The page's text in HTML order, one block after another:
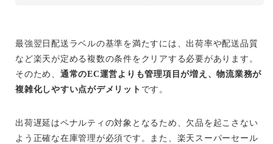
最強翌日配送ラベルの基準を満たすには、出荷率や配送品質
など楽天が定める複数の条件をクリアする必要があります。
そのため、 通常のEC運営よりも管理項目が増え、物流業務が
複雑化しやすい点がデメリット です。
出荷遅延はペナルティの対象となるため、欠品を起こさない
よう正確な在庫管理が必須です。また、楽天スーパーセール